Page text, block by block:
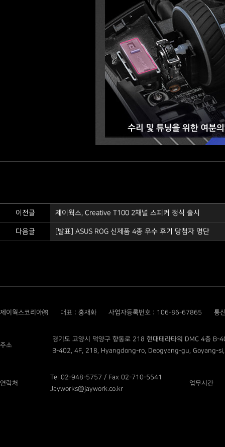
이전글 제이웍스, Creative T100 2채널 스피커 정식 출시
다음글 [발표] ASUS ROG 신제품 4종 우수 후기 당첨자 명단
제이웍스코리아㈜ 대표 : 홍재화 사업자등록번호 : 106-86-67865 통
주소
경기도 고양시 덕양구 향동로 218 현대테라타워 DMC 4층 B-
B-402, 4F, 218, Hyangdong-ro, Deogyang-gu, Goyang-
연락처
Tel 02-948-5757 / Fax 02-710-5541
Jayworks@jaywork.co.kr
업무시간